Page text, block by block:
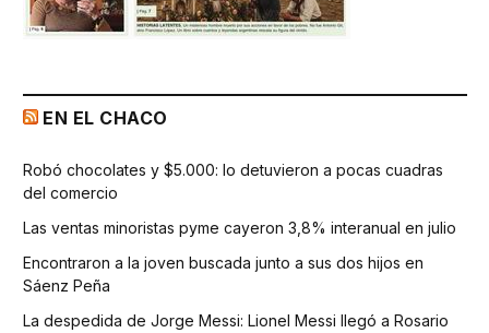
EN EL CHACO
Robó chocolates y $5.000: lo detuvieron a pocas cuadras
del comercio
Las ventas minoristas pyme cayeron 3,8% interanual en julio
Encontraron a la joven buscada junto a sus dos hijos en
Sáenz Peña
La despedida de Jorge Messi: Lionel Messi llegó a Rosario